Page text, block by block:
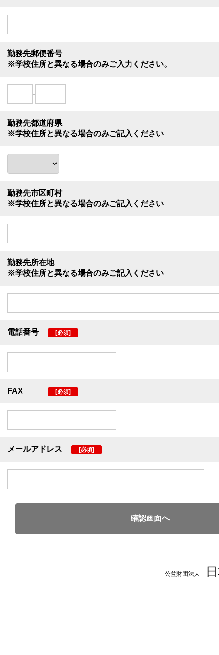
勤務先郵便番号
※学校住所と異なる場合のみご入力ください。
-
勤務先都道府県
※学校住所と異なる場合のみご記入ください
勤務先市区町村
※学校住所と異なる場合のみご記入ください
勤務先所在地
※学校住所と異なる場合のみご記入ください
電話番号 [必須]
FAX [必須]
メールアドレス [必須]
公益財団法人